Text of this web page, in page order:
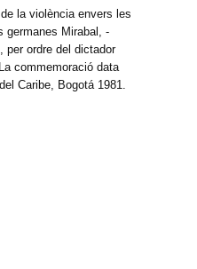
la violència envers les
germanes Mirabal, -
per ordre del dictador
commemoració data
Caribe, Bogotá 1981.